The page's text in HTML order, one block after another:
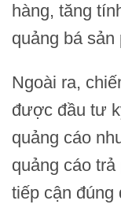
hàng, tăng
quảng bá sản
Ngoài ra,
được đầu tư
quảng cáo
quảng cáo
tiếp cận